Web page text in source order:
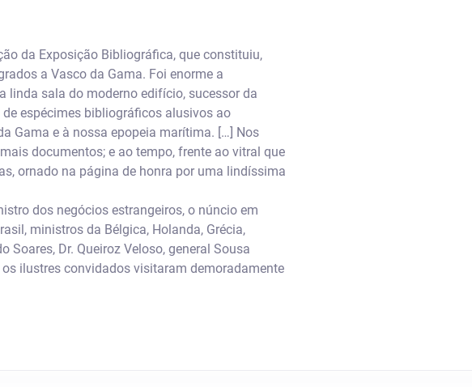
da Exposição Bibliográfica, que constituiu,
a Vasco da Gama. Foi enorme a
linda sala do moderno edifício, sucessor da
espécimes bibliográficos alusivos ao
Gama e à nossa epopeia marítima. […] Nos
documentos; e ao tempo, frente ao vitral que
ornado na página de honra por uma lindíssima
dos negócios estrangeiros, o núncio em
ministros da Bélgica, Holanda, Grécia,
Soares, Dr. Queiroz Veloso, general Sousa
os ilustres convidados visitaram demoradamente